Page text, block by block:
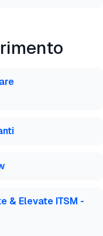
ITSM}},
& Elevate ITSM -